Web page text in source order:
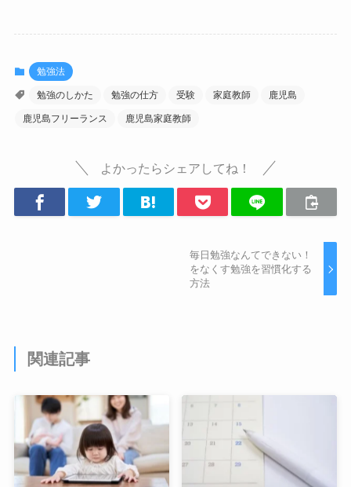
勉強法
勉強のしかた 勉強の仕方 受験 家庭教師 鹿児島
鹿児島フリーランス 鹿児島家庭教師
よかったらシェアしてね！
毎日勉強なんてできない！
をなくす勉強を習慣化する
方法
関連記事